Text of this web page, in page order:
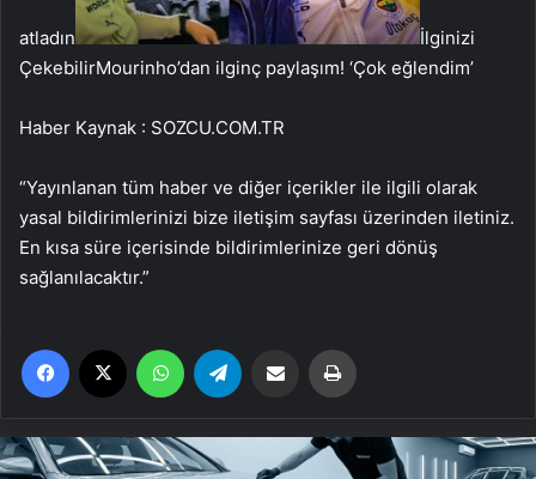
atladın
İlginizi
ÇekebilirMourinho’dan ilginç paylaşım! ‘Çok eğlendim’
Haber Kaynak : SOZCU.COM.TR
“Yayınlanan tüm haber ve diğer içerikler ile ilgili olarak
yasal bildirimlerinizi bize iletişim sayfası üzerinden iletiniz.
En kısa süre içerisinde bildirimlerinize geri dönüş
sağlanılacaktır.”
Facebook WhatsApp Email'den paylaş